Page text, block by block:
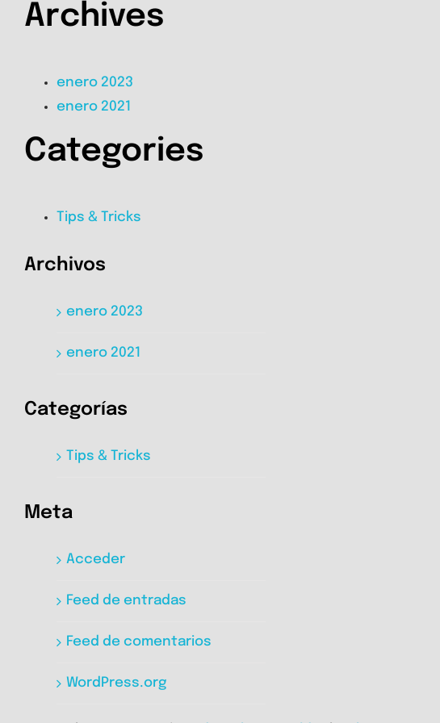
Archives
enero 2023
enero 2021
Categories
Tips & Tricks
Archivos
enero 2023
enero 2021
Categorías
Tips & Tricks
Meta
Acceder
Feed de entradas
Feed de comentarios
WordPress.org